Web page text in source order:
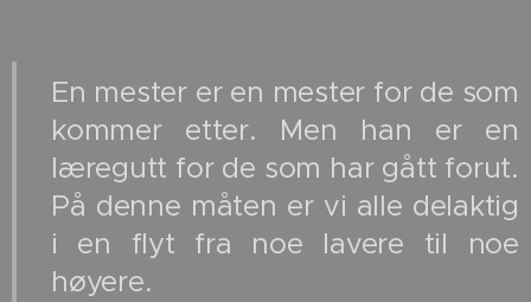
En mester er en mester for de som
kommer etter. Men han er en
læregutt for de som har gått forut.
På denne måten er vi alle delaktig
i en flyt fra noe lavere til noe
høyere.